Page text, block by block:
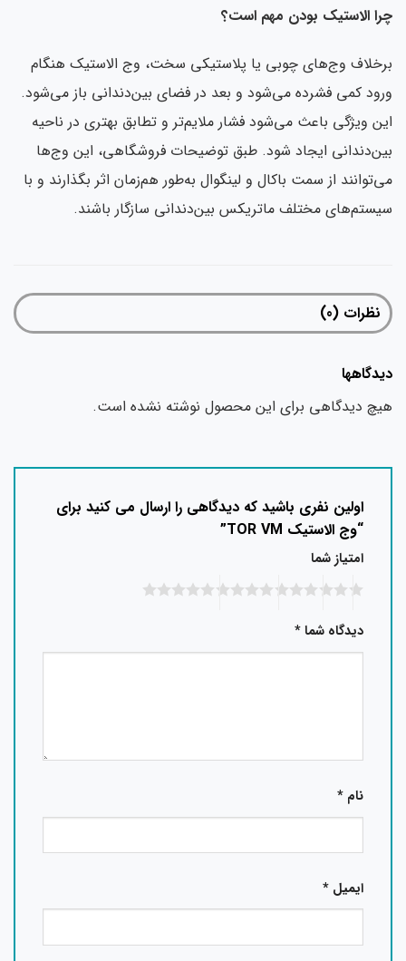
چرا الاستیک بودن مهم است؟
برخلاف وج‌های چوبی یا پلاستیکی سخت، وج الاستیک هنگام
ورود کمی فشرده می‌شود و بعد در فضای بین‌دندانی باز می‌شود.
این ویژگی باعث می‌شود فشار ملایم‌تر و تطابق بهتری در ناحیه
بین‌دندانی ایجاد شود. طبق توضیحات فروشگاهی، این وج‌ها
می‌توانند از سمت باکال و لینگوال به‌طور هم‌زمان اثر بگذارند و با
سیستم‌های مختلف ماتریکس بین‌دندانی سازگار باشند.
نظرات (0)
دیدگاهها
هیچ دیدگاهی برای این محصول نوشته نشده است.
اولین نفری باشید که دیدگاهی را ارسال می کنید برای
“وج الاستیک TOR VM”
امتیاز شما
دیدگاه شما*
نام *
ایمیل *